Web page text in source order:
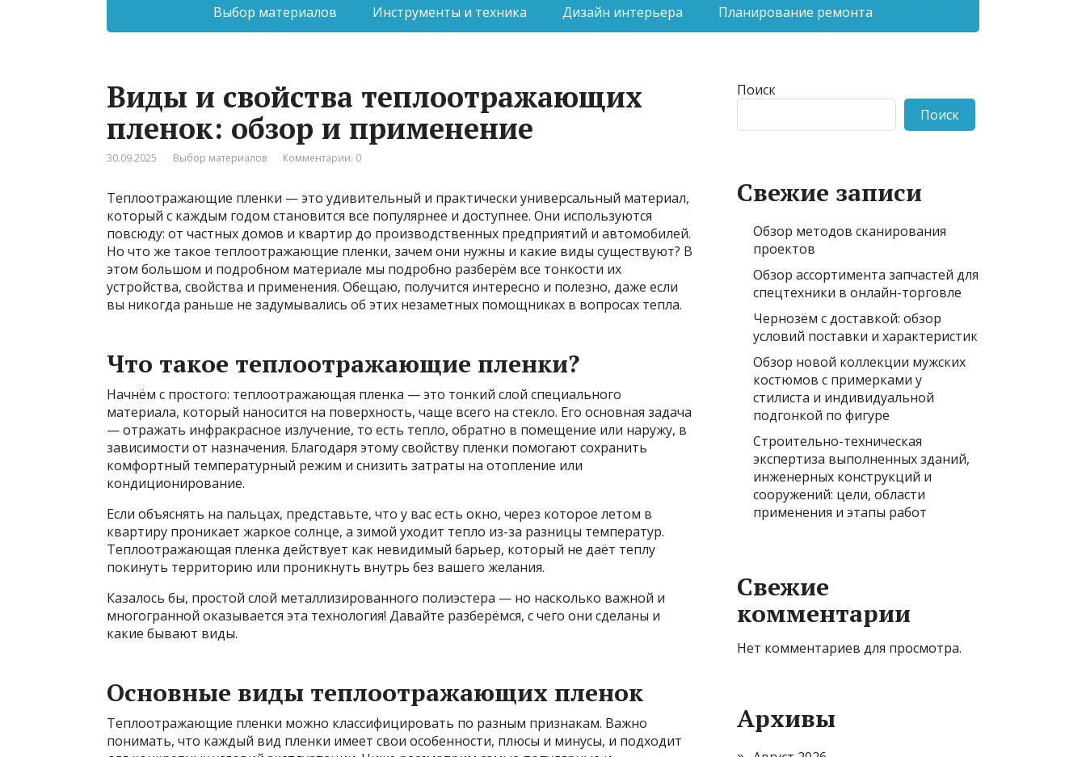
Выбор материалов Инструменты и техника Дизайн интерьера Планирование ремонта
Виды и свойства теплоотражающих
пленок: обзор и применение
30.09.2025 Выбор материалов Комментарии: 0
Теплоотражающие пленки — это удивительный и практически универсальный материал,
который с каждым годом становится все популярнее и доступнее. Они используются
повсюду: от частных домов и квартир до производственных предприятий и автомобилей.
Но что же такое теплоотражающие пленки, зачем они нужны и какие виды существуют? В
этом большом и подробном материале мы подробно разберём все тонкости их
устройства, свойства и применения. Обещаю, получится интересно и полезно, даже если
вы никогда раньше не задумывались об этих незаметных помощниках в вопросах тепла.
Что такое теплоотражающие пленки?
Начнём с простого: теплоотражающая пленка — это тонкий слой специального
материала, который наносится на поверхность, чаще всего на стекло. Его основная задача
— отражать инфракрасное излучение, то есть тепло, обратно в помещение или наружу, в
зависимости от назначения. Благодаря этому свойству пленки помогают сохранить
комфортный температурный режим и снизить затраты на отопление или
кондиционирование.
Если объяснять на пальцах, представьте, что у вас есть окно, через которое летом в
квартиру проникает жаркое солнце, а зимой уходит тепло из-за разницы температур.
Теплоотражающая пленка действует как невидимый барьер, который не даёт теплу
покинуть территорию или проникнуть внутрь без вашего желания.
Казалось бы, простой слой металлизированного полиэстера — но насколько важной и
многогранной оказывается эта технология! Давайте разберёмся, с чего они сделаны и
какие бывают виды.
Основные виды теплоотражающих пленок
Теплоотражающие пленки можно классифицировать по разным признакам. Важно
понимать, что каждый вид пленки имеет свои особенности, плюсы и минусы, и подходит
Поиск
Поиск
Свежие записи
Обзор методов сканирования
проектов
Обзор ассортимента запчастей для
спецтехники в онлайн-торговле
Чернозём с доставкой: обзор
условий поставки и характеристик
Обзор новой коллекции мужских
костюмов с примерками у
стилиста и индивидуальной
подгонкой по фигуре
Строительно-техническая
экспертиза выполненных зданий,
инженерных конструкций и
сооружений: цели, области
применения и этапы работ
Свежие
комментарии
Нет комментариев для просмотра.
Архивы